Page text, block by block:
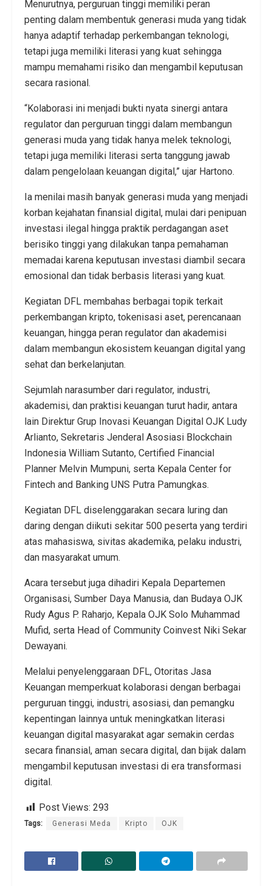
Menurutnya, perguruan tinggi memiliki peran
penting dalam membentuk generasi muda yang tidak
hanya adaptif terhadap perkembangan teknologi,
tetapi juga memiliki literasi yang kuat sehingga
mampu memahami risiko dan mengambil keputusan
secara rasional.
“Kolaborasi ini menjadi bukti nyata sinergi antara
regulator dan perguruan tinggi dalam membangun
generasi muda yang tidak hanya melek teknologi,
tetapi juga memiliki literasi serta tanggung jawab
dalam pengelolaan keuangan digital,” ujar Hartono.
Ia menilai masih banyak generasi muda yang menjadi
korban kejahatan finansial digital, mulai dari penipuan
investasi ilegal hingga praktik perdagangan aset
berisiko tinggi yang dilakukan tanpa pemahaman
memadai karena keputusan investasi diambil secara
emosional dan tidak berbasis literasi yang kuat.
Kegiatan DFL membahas berbagai topik terkait
perkembangan kripto, tokenisasi aset, perencanaan
keuangan, hingga peran regulator dan akademisi
dalam membangun ekosistem keuangan digital yang
sehat dan berkelanjutan.
Sejumlah narasumber dari regulator, industri,
akademisi, dan praktisi keuangan turut hadir, antara
lain Direktur Grup Inovasi Keuangan Digital OJK Ludy
Arlianto, Sekretaris Jenderal Asosiasi Blockchain
Indonesia William Sutanto, Certified Financial
Planner Melvin Mumpuni, serta Kepala Center for
Fintech and Banking UNS Putra Pamungkas.
Kegiatan DFL diselenggarakan secara luring dan
daring dengan diikuti sekitar 500 peserta yang terdiri
atas mahasiswa, sivitas akademika, pelaku industri,
dan masyarakat umum.
Acara tersebut juga dihadiri Kepala Departemen
Organisasi, Sumber Daya Manusia, dan Budaya OJK
Rudy Agus P. Raharjo, Kepala OJK Solo Muhammad
Mufid, serta Head of Community Coinvest Niki Sekar
Dewayani.
Melalui penyelenggaraan DFL, Otoritas Jasa
Keuangan memperkuat kolaborasi dengan berbagai
perguruan tinggi, industri, asosiasi, dan pemangku
kepentingan lainnya untuk meningkatkan literasi
keuangan digital masyarakat agar semakin cerdas
secara finansial, aman secara digital, dan bijak dalam
mengambil keputusan investasi di era transformasi
digital.
Post Views: 293
Tags: Generasi Meda Kripto OJK